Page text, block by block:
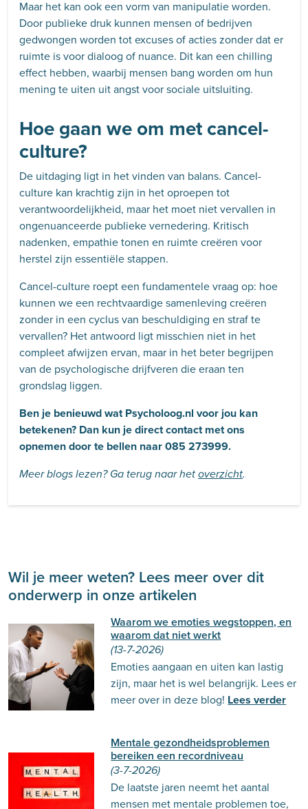
Maar het kan ook een vorm van manipulatie worden.
Door publieke druk kunnen mensen of bedrijven
gedwongen worden tot excuses of acties zonder dat er
ruimte is voor dialoog of nuance. Dit kan een chilling
effect hebben, waarbij mensen bang worden om hun
mening te uiten uit angst voor sociale uitsluiting.
Hoe gaan we om met cancel-
culture?
De uitdaging ligt in het vinden van balans. Cancel-
culture kan krachtig zijn in het oproepen tot
verantwoordelijkheid, maar het moet niet vervallen in
ongenuanceerde publieke vernedering. Kritisch
nadenken, empathie tonen en ruimte creëren voor
herstel zijn essentiële stappen.
Cancel-culture roept een fundamentele vraag op: hoe
kunnen we een rechtvaardige samenleving creëren
zonder in een cyclus van beschuldiging en straf te
vervallen? Het antwoord ligt misschien niet in het
compleet afwijzen ervan, maar in het beter begrijpen
van de psychologische drijfveren die eraan ten
grondslag liggen.
Ben je benieuwd wat Psycholoog.nl voor jou kan
betekenen? Dan kun je direct contact met ons
opnemen door te bellen naar 085 273999.
Meer blogs lezen? Ga terug naar het overzicht.
Wil je meer weten? Lees meer over dit
onderwerp in onze artikelen
Waarom we emoties wegstoppen, en
waarom dat niet werkt
(13-7-2026)
Emoties aangaan en uiten kan lastig
zijn, maar het is wel belangrijk. Lees er
meer over in deze blog! Lees verder
Mentale gezondheidsproblemen
bereiken een recordniveau
(3-7-2026)
De laatste jaren neemt het aantal
mensen met mentale problemen toe,